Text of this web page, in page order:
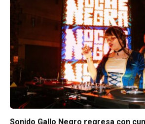
Sonido Gallo Negro regresa con